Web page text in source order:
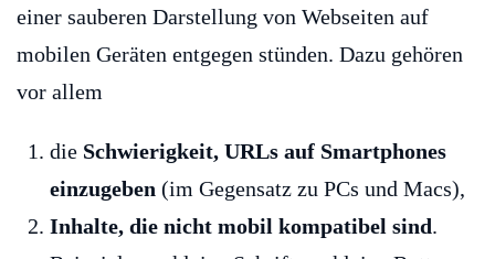
einer sauberen Darstellung von Webseiten auf
mobilen Geräten entgegen stünden. Dazu gehören
vor allem
die Schwierigkeit, URLs auf Smartphones
einzugeben (im Gegensatz zu PCs und Macs),
Inhalte, die nicht mobil kompatibel sind.